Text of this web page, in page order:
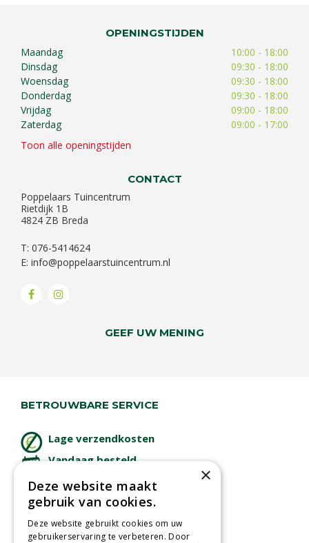
OPENINGSTIJDEN
Maandag
10:00 - 18:00
Dinsdag
09:30 - 18:00
Woensdag
09:30 - 18:00
Donderdag
09:30 - 18:00
Vrijdag
09:00 - 18:00
Zaterdag
09:00 - 17:00
Toon alle openingstijden
CONTACT
Poppelaars Tuincentrum
Rietdijk 1B
4824 ZB Breda
T: 076-5414624
E: info@poppelaarstuincentrum.nl
GEEF UW MENING
BETROUWBARE SERVICE
Lage verzendkosten
Vandaag besteld
Afhalen in tuincentrum
Betaal veilig
met iDeal - Wero
×
Deze website maakt
gebruik van cookies.
Deze website gebruikt cookies om uw
gebruikerservaring te verbeteren. Door